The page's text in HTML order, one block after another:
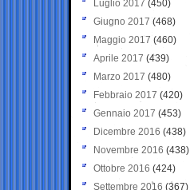
Luglio 2017 (450)
Giugno 2017 (468)
Maggio 2017 (460)
Aprile 2017 (439)
Marzo 2017 (480)
Febbraio 2017 (420)
Gennaio 2017 (453)
Dicembre 2016 (438)
Novembre 2016 (438)
Ottobre 2016 (424)
Settembre 2016 (367)